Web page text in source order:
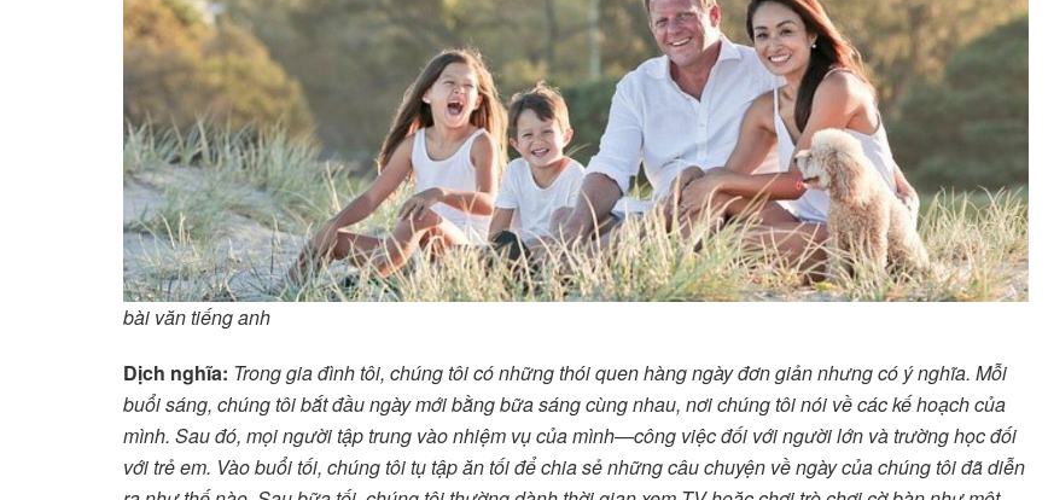
bài văn tiếng anh
Dịch nghĩa: Trong gia đình tôi, chúng tôi có những thói quen hàng ngày đơn giản nhưng có ý nghĩa. Mỗi
buổi sáng, chúng tôi bắt đầu ngày mới bằng bữa sáng cùng nhau, nơi chúng tôi nói về các kế hoạch của
mình. Sau đó, mọi người tập trung vào nhiệm vụ của mình—công việc đối với người lớn và trường học đối
với trẻ em. Vào buổi tối, chúng tôi tụ tập ăn tối để chia sẻ những câu chuyện về ngày của chúng tôi đã diễn